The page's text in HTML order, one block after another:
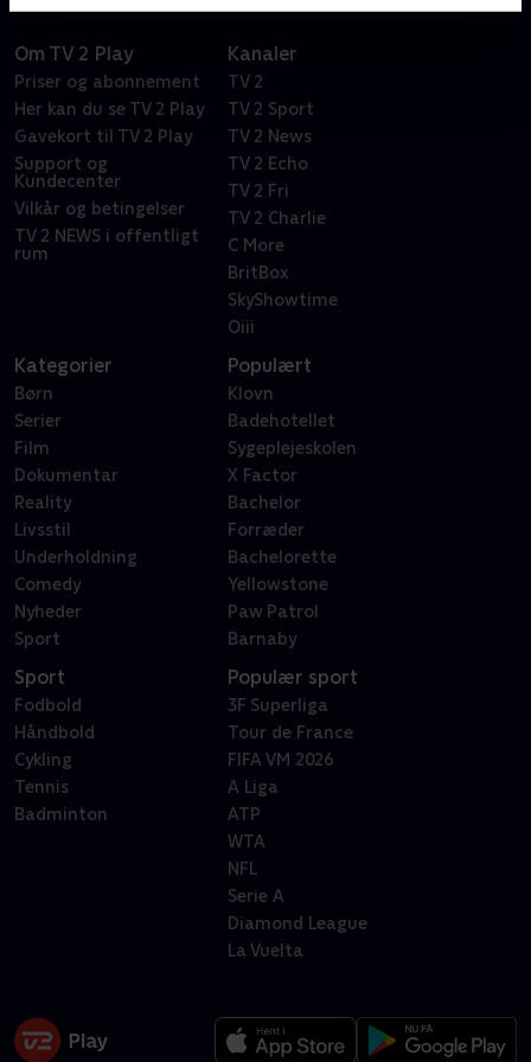
Om TV 2 Play
Priser og abonnement
Her kan du se TV 2 Play
Gavekort til TV 2 Play
Support og
Kundecenter
Vilkår og betingelser
TV 2 NEWS i offentligt
rum
Kanaler
TV 2
TV 2 Sport
TV 2 News
TV 2 Echo
TV 2 Fri
TV 2 Charlie
C More
BritBox
SkyShowtime
Oiii
Kategorier
Børn
Serier
Film
Dokumentar
Reality
Livsstil
Underholdning
Comedy
Nyheder
Sport
Populært
Klovn
Badehotellet
Sygeplejeskolen
X Factor
Bachelor
Forræder
Bachelorette
Yellowstone
Paw Patrol
Barnaby
Sport
Fodbold
Håndbold
Cykling
Tennis
Badminton
Populær sport
3F Superliga
Tour de France
FIFA VM 2026
A Liga
ATP
WTA
NFL
Serie A
Diamond League
La Vuelta